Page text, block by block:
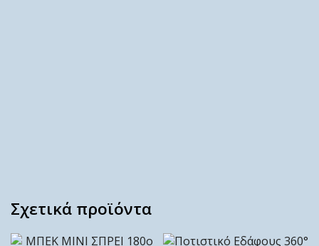
Σχετικά προϊόντα